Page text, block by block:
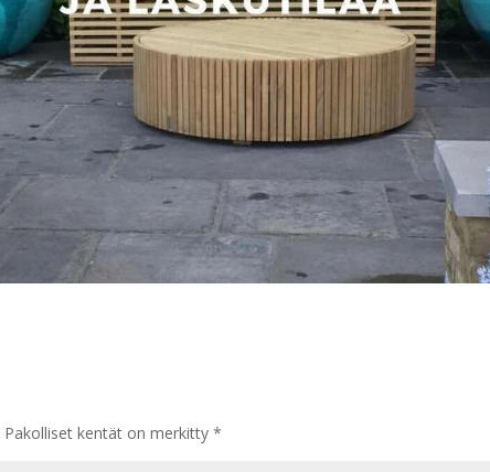
Pakolliset kentät on merkitty*